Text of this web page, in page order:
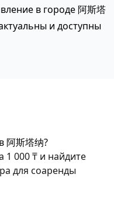
в городе 阿斯塔
и доступны
阿斯塔纳?
1 000 ₸ и найдите
для соаренды